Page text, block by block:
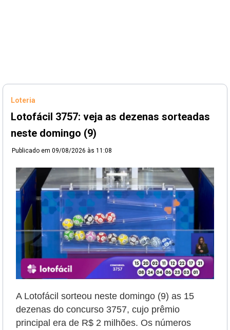
Loteria
Lotofácil 3757: veja as dezenas sorteadas
neste domingo (9)
Publicado em 09/08/2026 às 11:08
A Lotofácil sorteou neste domingo (9) as 15
dezenas do concurso 3757, cujo prêmio
principal era de R$ 2 milhões. Os números